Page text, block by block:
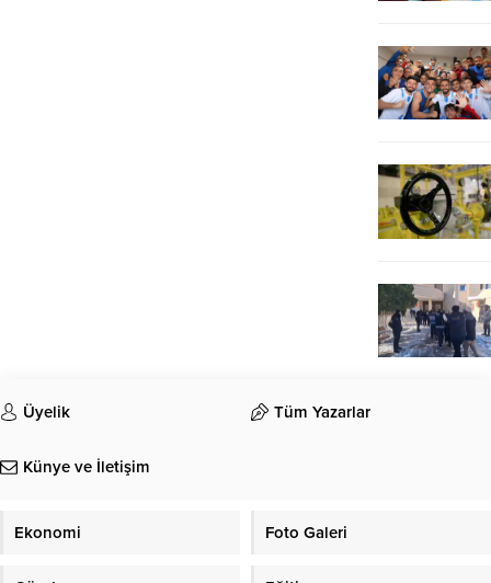
Üyelik Tüm Yazarlar
Künye ve İletişim
Ekonomi Foto Galeri